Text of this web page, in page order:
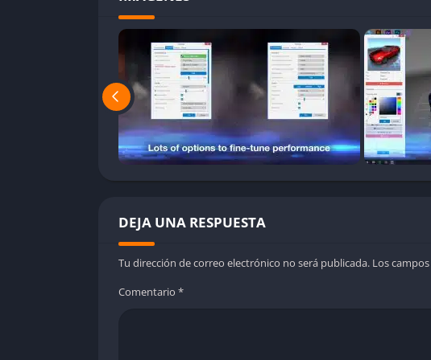
preferencias del usuario sin necesidad de editar el
Jugabilidad
Exploración y selección de contenido
Aunque no es un juego tradicional, Wallpaper Engine
descubrimiento dentro de un juego sandbox. Los
Workshop, organizadas por etiquetas, puntuaciones y
que cada wallpaper puede modificar radicalmente la
Los filtros avanzados permiten buscar fondos por género
DEJA UNA RESPUESTA
Tu dirección de correo electrónico no será publicada. Los
Comentario *